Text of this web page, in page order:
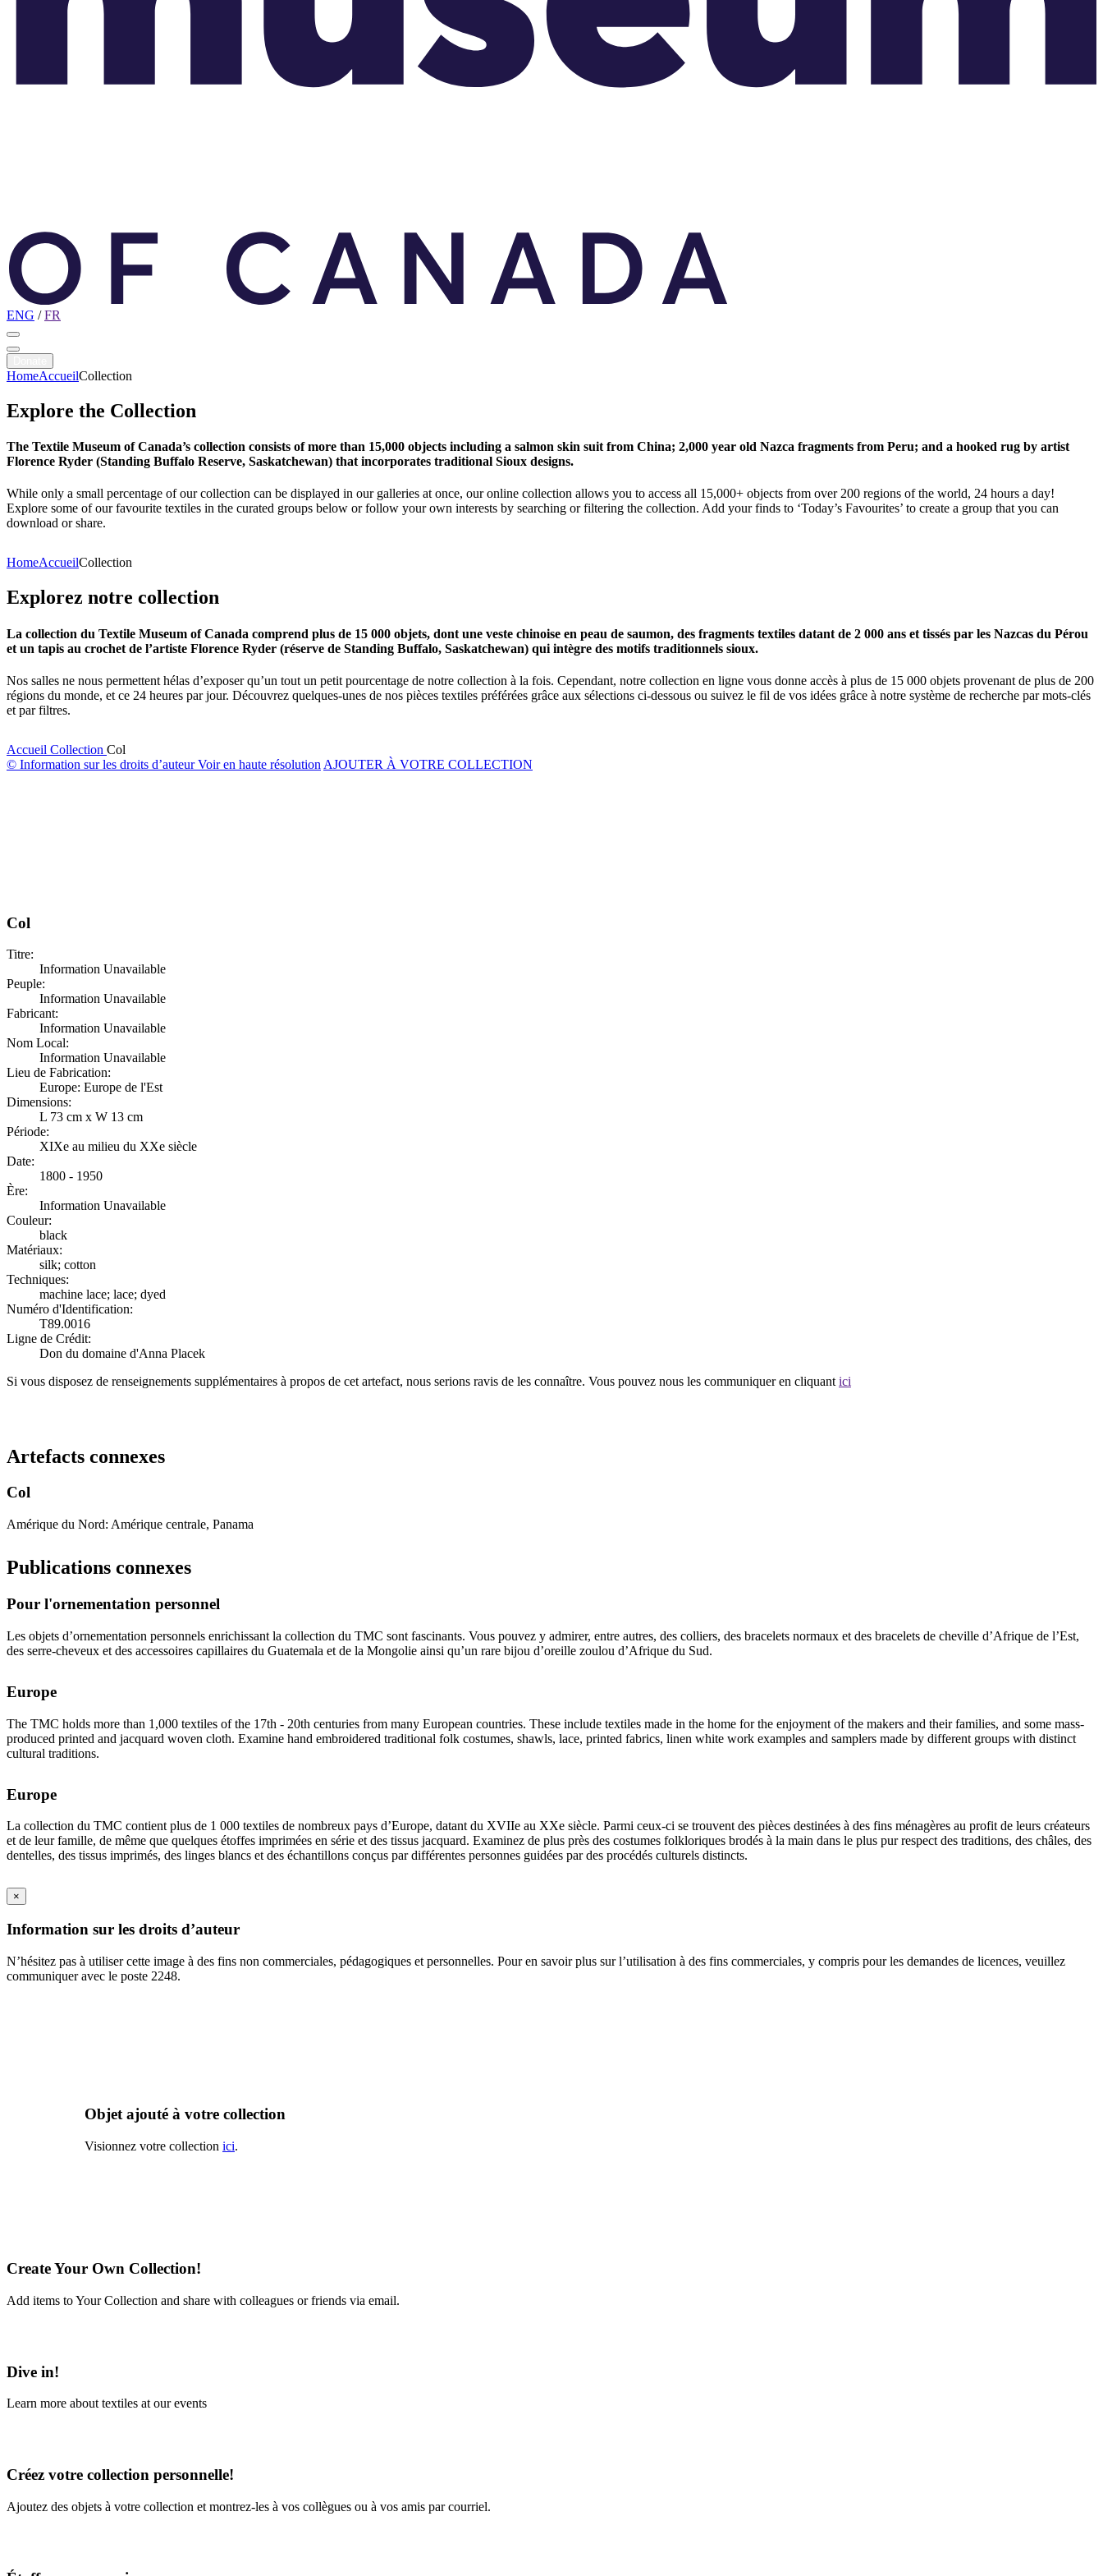
ENG /FR
HomeAccueilCollection
Explore the Collection
The Textile Museum of Canada’s collection consists of more than 15,000 objects including a salmon skin suit from China; 2,000 year old Nazca fragments from Peru; and a hooked rug by artist
Florence Ryder (Standing Buffalo Reserve, Saskatchewan) that incorporates traditional Sioux designs.
While only a small percentage of our collection can be displayed in our galleries at once, our online collection allows you to access all 15,000+ objects from over 200 regions of the world, 24 hours a day!
Explore some of our favourite textiles in the curated groups below or follow your own interests by searching or filtering the collection. Add your finds to ‘Today’s Favourites’ to create a group that you can
download or share.
HomeAccueilCollection
Explorez notre collection
La collection du Textile Museum of Canada comprend plus de 15 000 objets, dont une veste chinoise en peau de saumon, des fragments textiles datant de 2 000 ans et tissés par les Nazcas du Pérou
et un tapis au crochet de l’artiste Florence Ryder (réserve de Standing Buffalo, Saskatchewan) qui intègre des motifs traditionnels sioux.
Nos salles ne nous permettent hélas d’exposer qu’un tout un petit pourcentage de notre collection à la fois. Cependant, notre collection en ligne vous donne accès à plus de 15 000 objets provenant de plus de 200
régions du monde, et ce 24 heures par jour. Découvrez quelques-unes de nos pièces textiles préférées grâce aux sélections ci-dessous ou suivez le fil de vos idées grâce à notre système de recherche par mots-clés
et par filtres.
Accueil Collection Col
© Information sur les droits d’auteurVoir en haute résolution AJOUTER À VOTRE COLLECTION
Col
Titre:
Information Unavailable
Peuple:
Information Unavailable
Fabricant:
Information Unavailable
Nom Local:
Information Unavailable
Lieu de Fabrication:
Europe: Europe de l'Est
Dimensions:
L 73 cm x W 13 cm
Période:
XIXe au milieu du XXe siècle
Date:
1800 - 1950
Ère:
Information Unavailable
Couleur:
black
Matériaux:
silk; cotton
Techniques:
machine lace; lace; dyed
Numéro d'Identification:
T89.0016
Ligne de Crédit:
Don du domaine d'Anna Placek
Si vous disposez de renseignements supplémentaires à propos de cet artefact, nous serions ravis de les connaître. Vous pouvez nous les communiquer en cliquant ici
Artefacts connexes
Col
Amérique du Nord: Amérique centrale, Panama
Publications connexes
Pour l'ornementation personnel
Les objets d’ornementation personnels enrichissant la collection du TMC sont fascinants. Vous pouvez y admirer, entre autres, des colliers, des bracelets normaux et des bracelets de cheville d’Afrique de l’Est,
des serre-cheveux et des accessoires capillaires du Guatemala et de la Mongolie ainsi qu’un rare bijou d’oreille zoulou d’Afrique du Sud.
Europe
The TMC holds more than 1,000 textiles of the 17th - 20th centuries from many European countries. These include textiles made in the home for the enjoyment of the makers and their families, and some mass-
produced printed and jacquard woven cloth. Examine hand embroidered traditional folk costumes, shawls, lace, printed fabrics, linen white work examples and samplers made by different groups with distinct
cultural traditions.
Europe
La collection du TMC contient plus de 1 000 textiles de nombreux pays d’Europe, datant du XVIIe au XXe siècle. Parmi ceux-ci se trouvent des pièces destinées à des fins ménagères au profit de leurs créateurs
et de leur famille, de même que quelques étoffes imprimées en série et des tissus jacquard. Examinez de plus près des costumes folkloriques brodés à la main dans le plus pur respect des traditions, des châles, des
dentelles, des tissus imprimés, des linges blancs et des échantillons conçus par différentes personnes guidées par des procédés culturels distincts.
×
Information sur les droits d’auteur
N’hésitez pas à utiliser cette image à des fins non commerciales, pédagogiques et personnelles. Pour en savoir plus sur l’utilisation à des fins commerciales, y compris pour les demandes de licences, veuillez
communiquer avec le poste 2248.
Objet ajouté à votre collection
Visionnez votre collection ici.
Create Your Own Collection!
Add items to Your Collection and share with colleagues or friends via email.
Dive in!
Learn more about textiles at our events
Créez votre collection personnelle!
Ajoutez des objets à votre collection et montrez-les à vos collègues ou à vos amis par courriel.